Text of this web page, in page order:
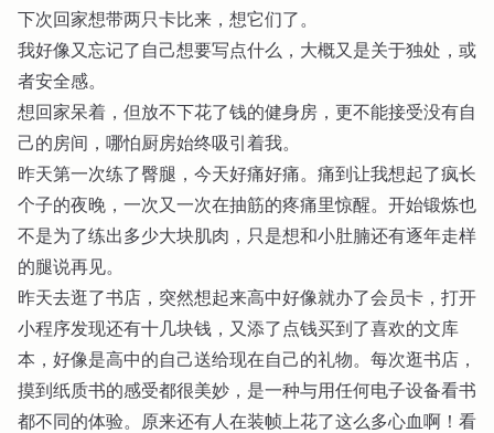
下次回家想带两只卡比来，想它们了。
我好像又忘记了自己想要写点什么，大概又是关于独处，或
者安全感。
想回家呆着，但放不下花了钱的健身房，更不能接受没有自
己的房间，哪怕厨房始终吸引着我。
昨天第一次练了臀腿，今天好痛好痛。痛到让我想起了疯长
个子的夜晚，一次又一次在抽筋的疼痛里惊醒。开始锻炼也
不是为了练出多少大块肌肉，只是想和小肚腩还有逐年走样
的腿说再见。
昨天去逛了书店，突然想起来高中好像就办了会员卡，打开
小程序发现还有十几块钱，又添了点钱买到了喜欢的文库
本，好像是高中的自己送给现在自己的礼物。每次逛书店，
摸到纸质书的感受都很美妙，是一种与用任何电子设备看书
都不同的体验。原来还有人在装帧上花了这么多心血啊！看